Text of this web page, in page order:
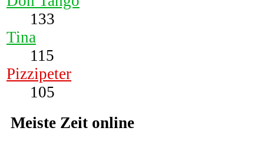
133
Tina
115
Pizzipeter
105
Meiste Zeit online